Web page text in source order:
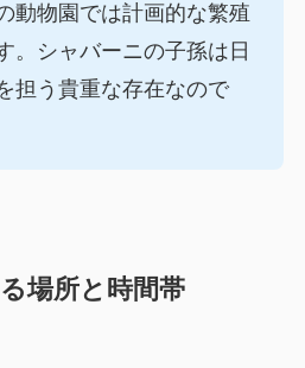
動物園では計画的な繁殖
。シャバーニの子孫は日
担う貴重な存在なので
場所と時間帯